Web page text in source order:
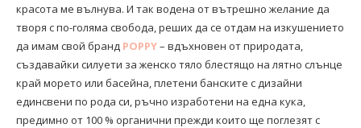
красота ме вълнува. И так водена от вътрешно желание да
творя с по-голяма свобода, реших да се отдам на изкушението
да имам свой бранд POPPY– вдъхновен от природата,
създавайки силуети за женско тяло блестящо на лятно слънце
край морето или басейна, плетени банските с дизайни
единсвени по рода си, ръчно изработени на една кука,
предимно от 100 % органични прежди които ще поглезят с